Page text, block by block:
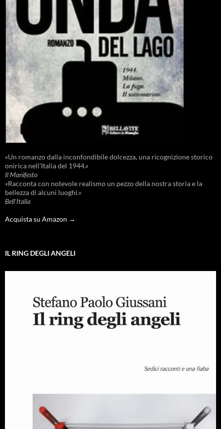
«Un romanzo dalla inconfondibile dolcezza, una ricognizione storico
onirica nell'Italia del 1944.»
Il Manifesto
«Racconta con notevole realismo un pezzo della nostra storia e la
bellezza di alcuni luoghi.»
Bell'Italia
Acquista su Amazon →
IL RING DEGLI ANGELI